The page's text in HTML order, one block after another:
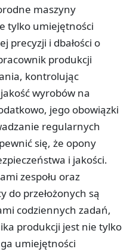
maszyny
tylko umiejętności
precyzji i dbałości o
produkcji
kontrolując
wyrobów na
jego obowiązki
regularnych
się, że opony
i jakości.
zespołu oraz
do przełożonych są
codziennych zadań,
produkcji jest nie tylko
umiejętności